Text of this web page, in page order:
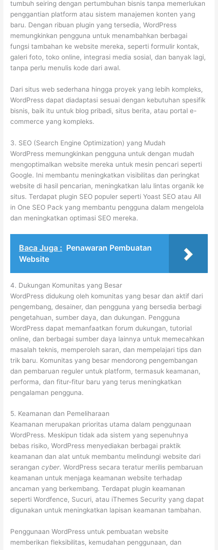
tumbuh seiring dengan pertumbuhan bisnis tanpa memerlukan
penggantian platform atau sistem manajemen konten yang
baru. Dengan ribuan plugin yang tersedia, WordPress
memungkinkan pengguna untuk menambahkan berbagai
fungsi tambahan ke website mereka, seperti formulir kontak,
galeri foto, toko online, integrasi media sosial, dan banyak lagi,
tanpa perlu menulis kode dari awal.
Dari situs web sederhana hingga proyek yang lebih kompleks,
WordPress dapat diadaptasi sesuai dengan kebutuhan spesifik
bisnis, baik itu untuk blog pribadi, situs berita, atau portal e-
commerce yang kompleks.
3. SEO (Search Engine Optimization) yang Mudah
WordPress memungkinkan pengguna untuk dengan mudah
mengoptimalkan website mereka untuk mesin pencari seperti
Google. Ini membantu meningkatkan visibilitas dan peringkat
website di hasil pencarian, meningkatkan lalu lintas organik ke
situs. Terdapat plugin SEO populer seperti Yoast SEO atau All
in One SEO Pack yang membantu pengguna dalam mengelola
dan meningkatkan optimasi SEO mereka.
Baca Juga : Penawaran Pembuatan
Website
4. Dukungan Komunitas yang Besar
WordPress didukung oleh komunitas yang besar dan aktif dari
pengembang, desainer, dan pengguna yang bersedia berbagi
pengetahuan, sumber daya, dan dukungan. Pengguna
WordPress dapat memanfaatkan forum dukungan, tutorial
online, dan berbagai sumber daya lainnya untuk memecahkan
masalah teknis, memperoleh saran, dan mempelajari tips dan
trik baru. Komunitas yang besar mendorong pengembangan
dan pembaruan reguler untuk platform, termasuk keamanan,
performa, dan fitur-fitur baru yang terus meningkatkan
pengalaman pengguna.
5. Keamanan dan Pemeliharaan
Keamanan merupakan prioritas utama dalam penggunaan
WordPress. Meskipun tidak ada sistem yang sepenuhnya
bebas risiko, WordPress menyediakan berbagai praktik
keamanan dan alat untuk membantu melindungi website dari
serangancyber. WordPress secara teratur merilis pembaruan
keamanan untuk menjaga keamanan website terhadap
ancaman yang berkembang. Terdapat plugin keamanan
seperti Wordfence, Sucuri, atau iThemes Security yang dapat
digunakan untuk meningkatkan lapisan keamanan tambahan.
Penggunaan WordPress untuk pembuatan website
memberikan fleksibilitas, kemudahan penggunaan, dan